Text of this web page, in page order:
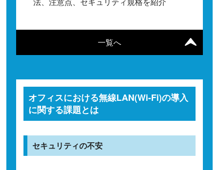
一覧へ
オフィスにおける無線LAN(Wi-Fi)の導入
に関する課題とは
セキュリティの不安